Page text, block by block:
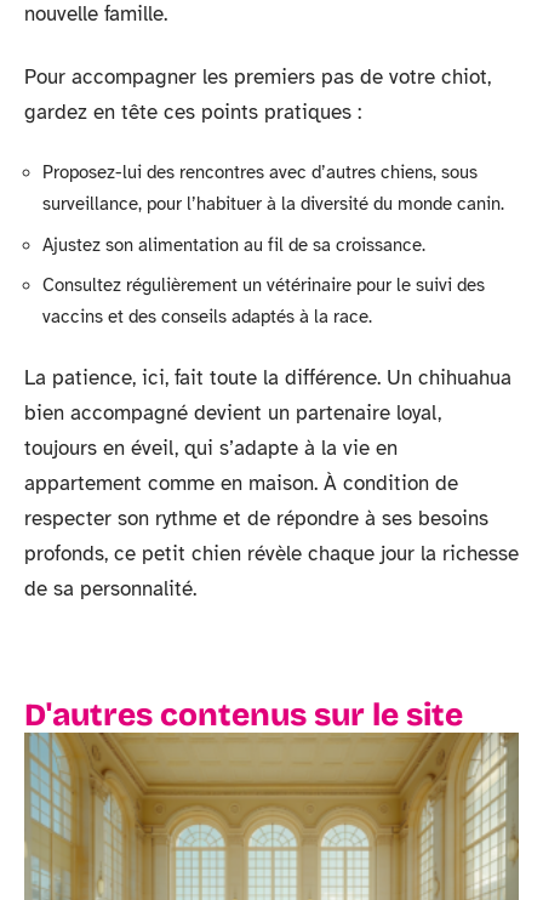
nouvelle famille.
Pour accompagner les premiers pas de votre chiot,
gardez en tête ces points pratiques :
Proposez-lui des rencontres avec d’autres chiens, sous
surveillance, pour l’habituer à la diversité du monde canin.
Ajustez son alimentation au fil de sa croissance.
Consultez régulièrement un vétérinaire pour le suivi des
vaccins et des conseils adaptés à la race.
La patience, ici, fait toute la différence. Un chihuahua
bien accompagné devient un partenaire loyal,
toujours en éveil, qui s’adapte à la vie en
appartement comme en maison. À condition de
respecter son rythme et de répondre à ses besoins
profonds, ce petit chien révèle chaque jour la richesse
de sa personnalité.
D'autres contenus sur le site